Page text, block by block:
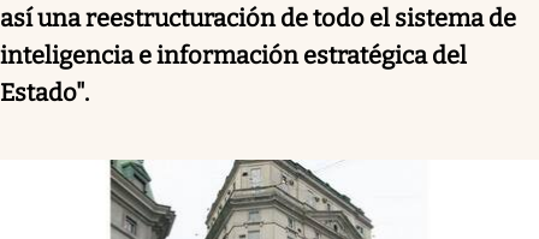
así una reestructuración de todo el sistema de
inteligencia e información estratégica del
Estado".